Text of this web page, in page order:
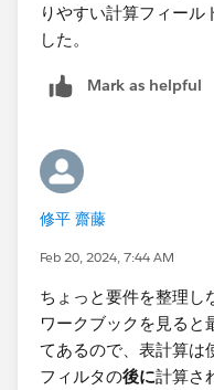
りやすい計算フィール
した。
Mark as helpful
修平 齋藤
Feb 20, 2024, 7:44 AM
ちょっと要件を整理し
ワークブックを見ると
てあるので、表計算は
フィルタの後に計算さ